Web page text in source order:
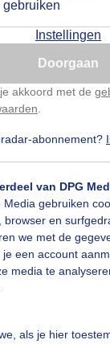
Instellingen
Doorgaan
akkoord met de
abonnement?
van DPG
Media gebruiken
browser en
we met de
een account
media te
als je hier
vliegveld
27-11-2019,
Wolken
niet,
hierom dit aan te